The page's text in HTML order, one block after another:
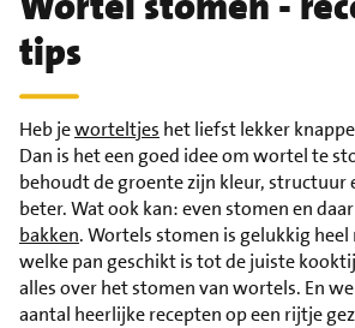
tips
Heb jeworteltjes het liefst lekker
Dan is het een goed idee om wortel te
behoudt de groente zijn kleur, structuur
beter. Wat ook kan: even stomen en
bakken. Wortels stomen is gelukkig heel
welke pan geschikt is tot de juiste
alles over het stomen van wortels. En
aantal heerlijke recepten op een rijtje